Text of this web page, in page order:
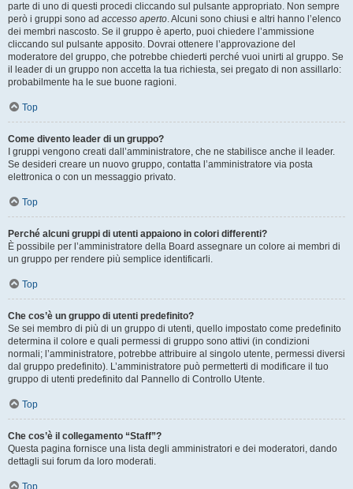
parte di uno di questi procedi cliccando sul pulsante appropriato. Non sempre
però i gruppi sono ad accesso aperto. Alcuni sono chiusi e altri hanno l’elenco
dei membri nascosto. Se il gruppo è aperto, puoi chiedere l’ammissione
cliccando sul pulsante apposito. Dovrai ottenere l’approvazione del
moderatore del gruppo, che potrebbe chiederti perché vuoi unirti al gruppo. Se
il leader di un gruppo non accetta la tua richiesta, sei pregato di non assillarlo:
probabilmente ha le sue buone ragioni.
Top
Come divento leader di un gruppo?
I gruppi vengono creati dall’amministratore, che ne stabilisce anche il leader.
Se desideri creare un nuovo gruppo, contatta l’amministratore via posta
elettronica o con un messaggio privato.
Top
Perché alcuni gruppi di utenti appaiono in colori differenti?
È possibile per l’amministratore della Board assegnare un colore ai membri di
un gruppo per rendere più semplice identificarli.
Top
Che cos’è un gruppo di utenti predefinito?
Se sei membro di più di un gruppo di utenti, quello impostato come predefinito
determina il colore e quali permessi di gruppo sono attivi (in condizioni
normali; l’amministratore, potrebbe attribuire al singolo utente, permessi diversi
dal gruppo predefinito). L’amministratore può permetterti di modificare il tuo
gruppo di utenti predefinito dal Pannello di Controllo Utente.
Top
Che cos’è il collegamento “Staff”?
Questa pagina fornisce una lista degli amministratori e dei moderatori, dando
dettagli sui forum da loro moderati.
Top